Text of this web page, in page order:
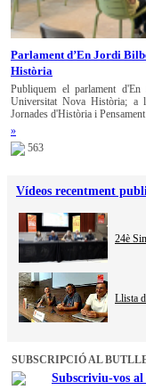
Parlament d’En Jordi
Història
Publiquem el parlament
Universitat Nova Història; a
Jornades d'Història i
»
563
Vídeos recentment
24è
Llista
SUBSCRIPCIÓ AL
Subscriviu-vos